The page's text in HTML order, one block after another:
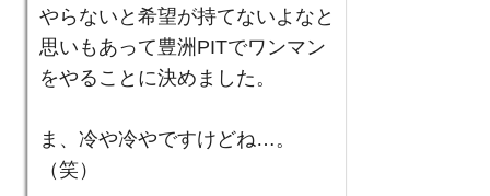
やらないと希望が持てないよなと
思いもあって豊洲PITでワンマン
をやることに決めました。
ま、冷や冷やですけどね…。
（笑）